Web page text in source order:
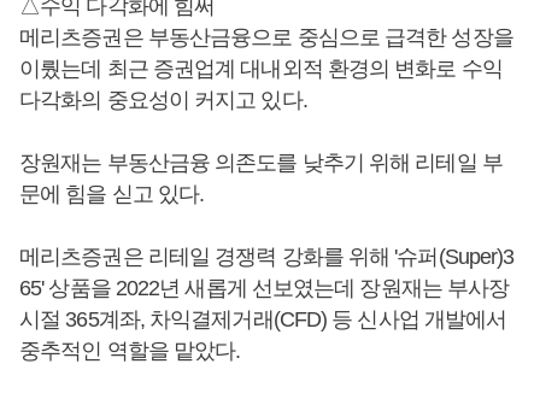
△수익 다각화에 힘써
메리츠증권은 부동산금융으로 중심으로 급격한 성장을
이뤘는데 최근 증권업계 대내외적 환경의 변화로 수익
다각화의 중요성이 커지고 있다.
장원재는 부동산금융 의존도를 낮추기 위해 리테일 부
문에 힘을 싣고 있다.
메리츠증권은 리테일 경쟁력 강화를 위해 '슈퍼(Super)3
65' 상품을 2022년 새롭게 선보였는데 장원재는 부사장
시절 365계좌, 차익결제거래(CFD) 등 신사업 개발에서
중추적인 역할을 맡았다.